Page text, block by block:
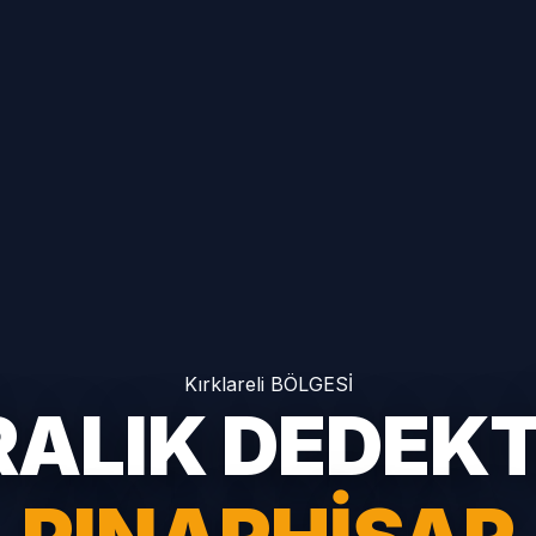
Kırklareli BÖLGESİ